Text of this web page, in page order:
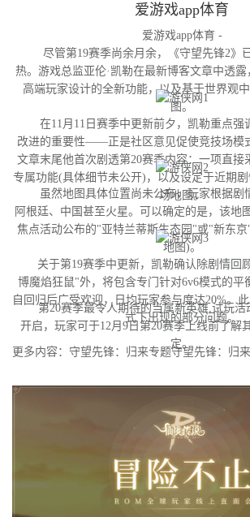
爱游戏app体育
爱游戏app体育 -
尽管第19赛季尚余月余，《守望先锋2》
热。游戏总监亚伦·凯勒在最新博客文章中透露
高端玩家设计的全新功能，以及基于世界观
图。
在11月11日赛季中更新前夕，凯勒重点强
改进的重要性——正是社区意见促使竞技场模
文章末尾他首次剧透第20赛季内容：一项直接
专属功能(具体细节未公开)，以及设定于近期
场地图。
虽然地图具体位置尚未公布，玩家根据剧
阿根廷、中国甚至火星。可以确定的是，该地
焦点活动公布的"亚特兰蒂斯生态园"或"新东
地图)。
关于第19赛季中更新，凯勒确认除剧情回
博魔焰狂鼠"外，将包含专门针对6v6模式的平
自回归后广受欢迎，日均玩家参与度达20%。
式下出现的部分问题。
第20赛季最令人期待的当属新英雄,试玩活
开启，玩家可于12月9日第20赛季上线前了解
定。
更多内容：守望先锋：归来专题守望先锋：归